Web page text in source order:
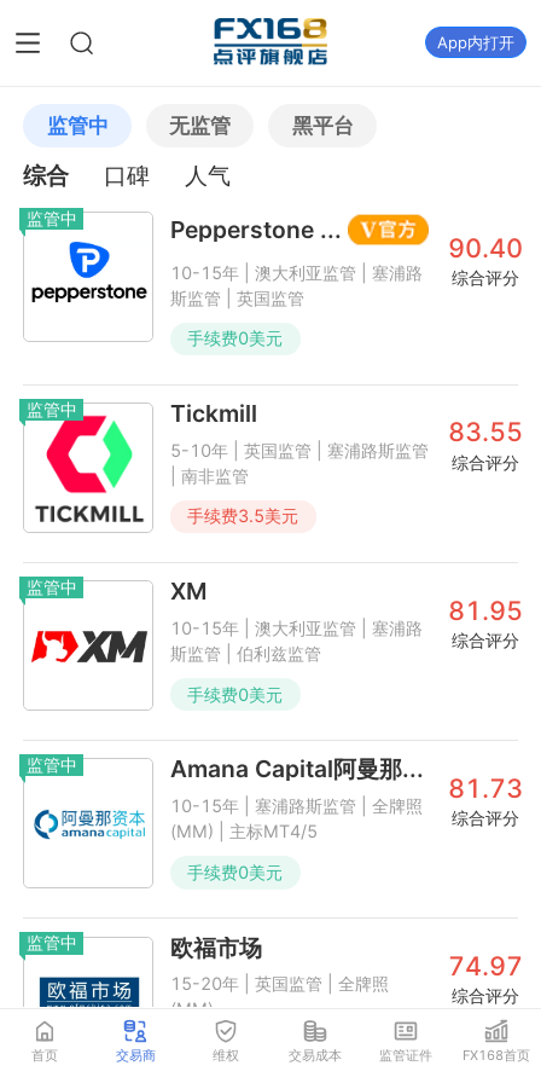
App内打开
监管中 无监管 黑平台
综合 口碑 人气
监管中 Pepperstone ...
10-15年 | 澳大利亚监管 | 塞浦路
斯监管 | 英国监管
90.40
综合评分
手续费0美元
监管中 Tickmill
5-10年 | 英国监管 | 塞浦路斯监管
| 南非监管
83.55
综合评分
手续费3.5美元
监管中 XM
10-15年 | 澳大利亚监管 | 塞浦路
斯监管 | 伯利兹监管
81.95
综合评分
手续费0美元
监管中 Amana Capital阿曼那...
10-15年 | 塞浦路斯监管 | 全牌照
(MM) | 主标MT4/5
81.73
综合评分
手续费0美元
监管中 欧福市场
15-20年 | 英国监管 | 全牌照
(MM)
74.97
综合评分
首页 交易商 维权 交易成本 监管证件 FX168首页